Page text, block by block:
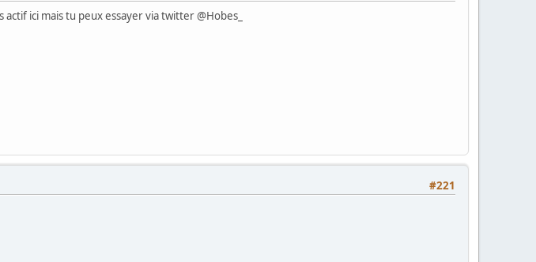
actif ici mais tu peux essayer via twitter @Hobes_
#221